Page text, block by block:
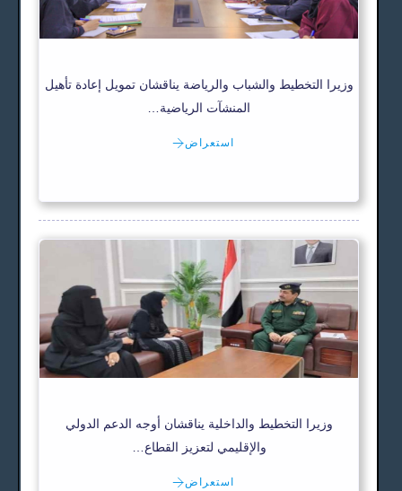
وزيرا التخطيط والشباب والرياضة يناقشان تمويل إعادة تأهيل
المنشآت الرياضية…
استعراض
وزيرا التخطيط والداخلية يناقشان أوجه الدعم الدولي
والإقليمي لتعزيز القطاع…
استعراض